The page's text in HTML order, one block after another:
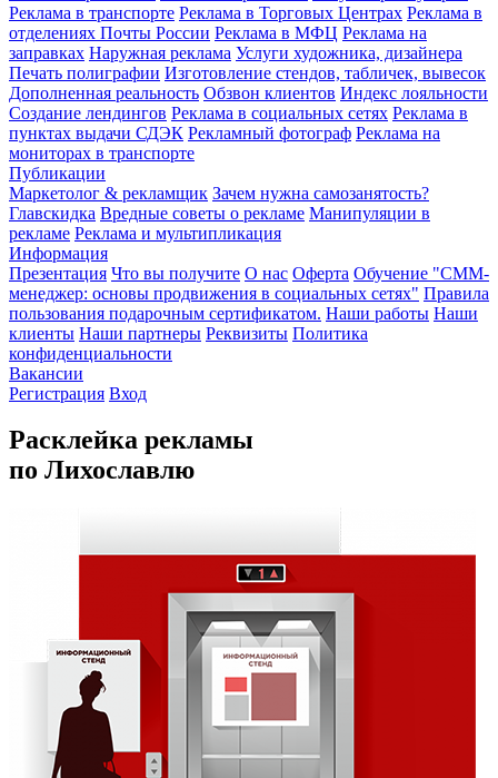
Реклама в транспорте Реклама в Торговых Центрах Реклама в
отделениях Почты России Реклама в МФЦ Реклама на
заправках Наружная реклама Услуги художника, дизайнера
Печать полиграфии Изготовление стендов, табличек, вывесок
Дополненная реальность Обзвон клиентов Индекс лояльности
Создание лендингов Реклама в социальных сетях Реклама в
пунктах выдачи СДЭК Рекламный фотограф Реклама на
мониторах в транспорте
Публикации
Маркетолог & рекламщик Зачем нужна самозанятость?
Главскидка Вредные советы о рекламе Манипуляции в
рекламе Реклама и мультипликация
Информация
Презентация Что вы получите О нас Оферта Обучение "СМM-
менеджер: основы продвижения в социальных сетях" Правила
пользования подарочным сертификатом. Наши работы Наши
клиенты Наши партнеры Реквизиты Политика
конфиденциальности
Вакансии
Регистрация Вход
Расклейка рекламы
по Лихославлю